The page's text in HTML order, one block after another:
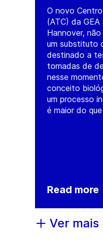
O novo
(ATC) da
Hannover,
um substituto
destinado a
tomadas de
nesse
conceito
um processo
é maior do
Read more
Ver mais